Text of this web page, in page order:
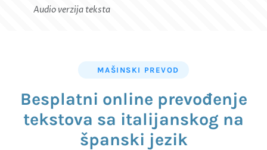
Audio verzija teksta
MAŠINSKI PREVOD
Besplatni online prevođenje
tekstova sa italijanskog na
španski jezik